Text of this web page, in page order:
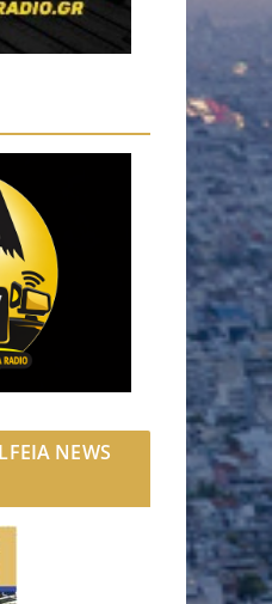
NEWS